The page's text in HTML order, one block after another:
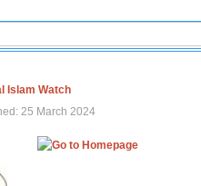
Islam Watch
25 March 2024